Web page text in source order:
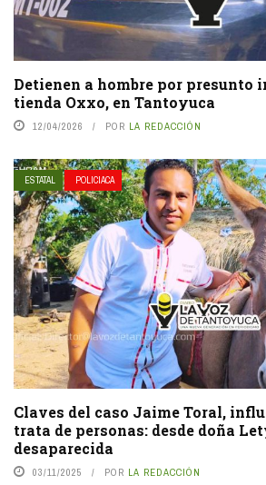
Detienen a hombre por presunto
tienda Oxxo, en Tantoyuca
12/04/2026 POR LA REDACCIÓN
ESTATAL POLICIACA
Claves del caso Jaime Toral,
trata de personas: desde doña
desaparecida
03/11/2025 POR LA REDACCIÓN